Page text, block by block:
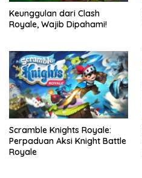
Keunggulan dari Clash
Royale, Wajib Dipahami!
Scramble Knights Royale:
Perpaduan Aksi Knight Battle
Royale